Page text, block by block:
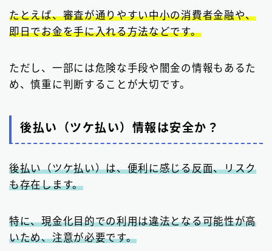
たとえば、審査が通りやすい中小の消費者金融や、
即日でお金を手に入れる方法などです。
ただし、一部には危険な手段や闇金の情報もあるた
め、慎重に判断することが大切です。
後払い（ツケ払い）情報は安全か？
後払い（ツケ払い）は、便利に感じる反面、リスク
も存在します。
特に、現金化目的での利用は違法となる可能性が高
いため、注意が必要です。